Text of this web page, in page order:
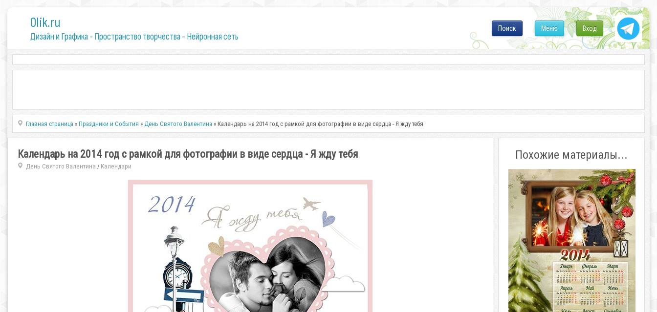
0lik.ru
Дизайн и Графика - Пространство творчества - Нейронная сеть
Вход
Меню
Поиск
Главная страница »Праздники и События »День Святого Валентина » Календарь на 2014 год с рамкой для фотографии в виде сердца - Я жду тебя
Календарь на 2014 год с рамкой для фотографии в виде сердца - Я жду тебя
День Святого Валентина / Календари
Похожие материалы...